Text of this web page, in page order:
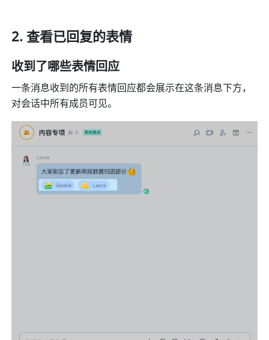
查看已回复的表情
收到了哪些表情回应
一条消息收到的所有表情回应都会展示在这条消息下方，
对会话中所有成员可见。